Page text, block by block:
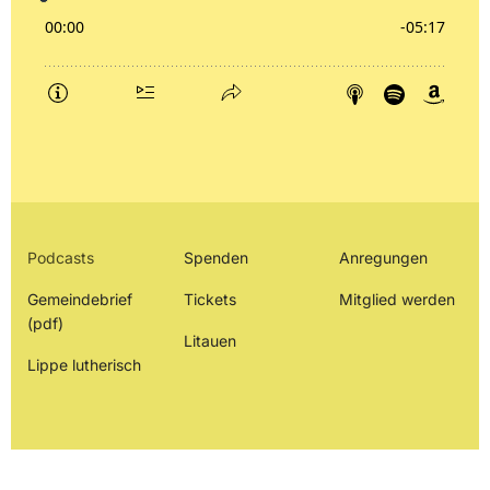
Podcasts
Gemeindebrief
(pdf)
Lippe lutherisch
Spenden
Tickets
Litauen
Anregungen
Mitglied werden